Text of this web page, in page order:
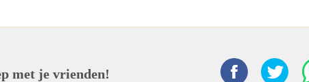
met je vrienden!